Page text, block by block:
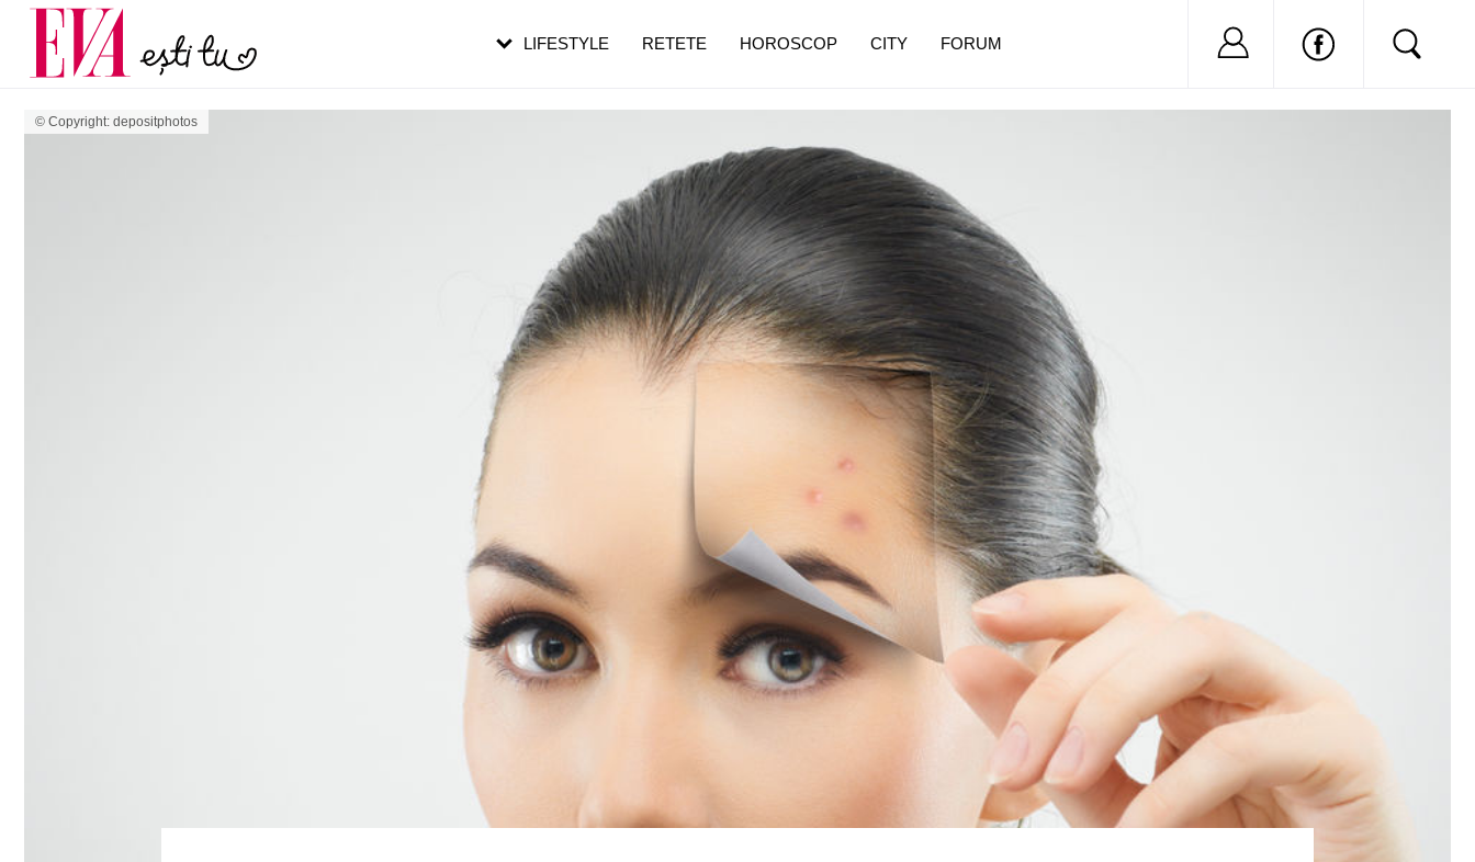
© Copyright: depositphotos
LIFESTYLE RETETE HOROSCOP CITY FORUM Nu ai cont?
Carieră
Actualitate
pe măsură ce înaintezi în vârstă